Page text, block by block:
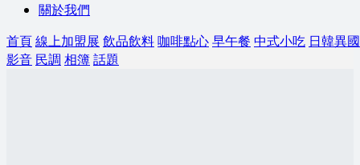
關於我們
首頁線上加盟展 飲品飲料咖啡點心早午餐 中式小吃 日韓異國
影音 民調 相簿話題